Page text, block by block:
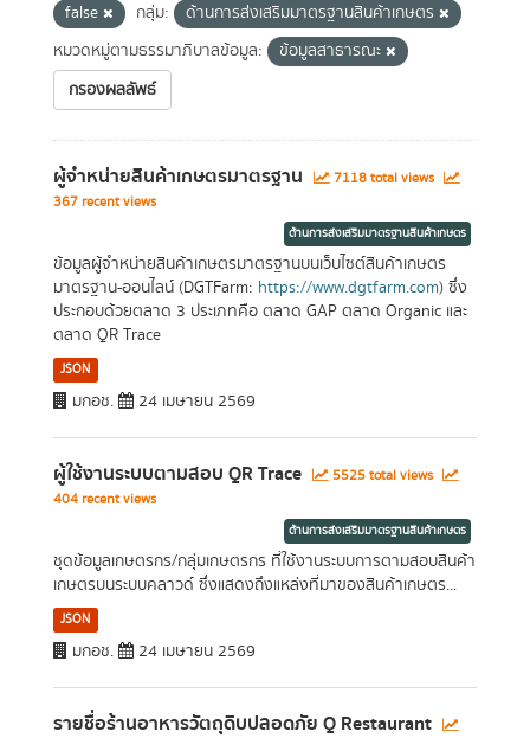
false
กลุ่ม:
ด้านการส่งเสริมมาตรฐานสินค้าเกษตร
หมวดหมู่ตามธรรมาภิบาลข้อมูล:
ข้อมูลสาธารณะ
กรองผลลัพธ์
ผู้จำหน่ายสินค้าเกษตรมาตรฐาน
7118 total views
367 recent views
ด้านการส่งเสริมมาตรฐานสินค้าเกษตร
ข้อมูลผู้จำหน่ายสินค้าเกษตรมาตรฐานบนเว็บไซต์สินค้าเกษตร
มาตรฐาน-ออนไลน์ (DGTFarm: https://www.dgtfarm.com) ซึ่ง
ประกอบด้วยตลาด 3 ประเภทคือ ตลาด GAP ตลาด Organic และ
ตลาด QR Trace
JSON
มกอช. 24 เมษายน 2569
ผู้ใช้งานระบบตามสอบ QR Trace
5525 total views
404 recent views
ด้านการส่งเสริมมาตรฐานสินค้าเกษตร
ชุดข้อมูลเกษตรกร/กลุ่มเกษตรกร ที่ใช้งานระบบการตามสอบสินค้า
เกษตรบนระบบคลาวด์ ซึ่งแสดงถึงแหล่งที่มาของสินค้าเกษตร...
JSON
มกอช. 24 เมษายน 2569
รายชื่อร้านอาหารวัตถุดิบปลอดภัย Q Restaurant